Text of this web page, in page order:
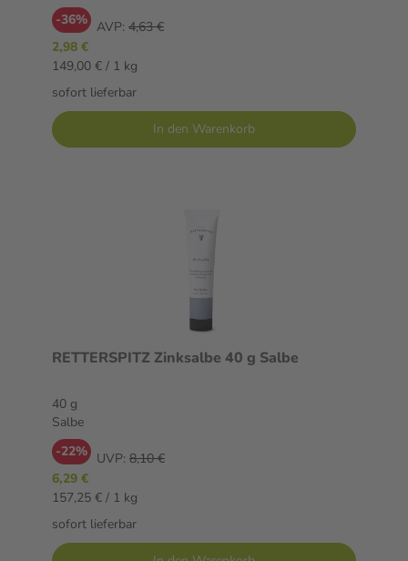
-36% AVP: 4,63 €
2,98 €
149,00 € / 1 kg
sofort lieferbar
In den Warenkorb
RETTERSPITZ Zinksalbe 40 g Salbe
40 g
Salbe
-22% UVP: 8,10 €
6,29 €
157,25 € / 1 kg
sofort lieferbar